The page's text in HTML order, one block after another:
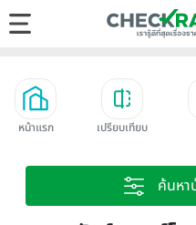
หน้าแรก เปรียบเทียบ
ค้นหา